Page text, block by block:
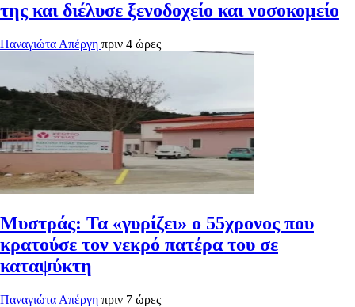
της και διέλυσε ξενοδοχείο και νοσοκομείο
Παναγιώτα Απέργη πριν 4 ώρες
Μυστράς: Τα «γυρίζει» ο 55χρονος που
κρατούσε τον νεκρό πατέρα του σε
καταψύκτη
Παναγιώτα Απέργη πριν 7 ώρες